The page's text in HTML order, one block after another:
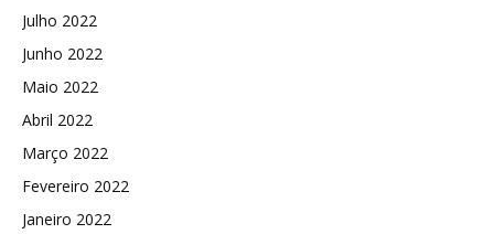
Julho 2022
Junho 2022
Maio 2022
Abril 2022
Março 2022
Fevereiro 2022
Janeiro 2022